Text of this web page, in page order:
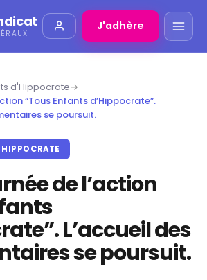
J'adhère
d'Hippocrate→
“Tous Enfants d’Hippocrate”.
se poursuit.
de l’action
L’accueil des
se poursuit.